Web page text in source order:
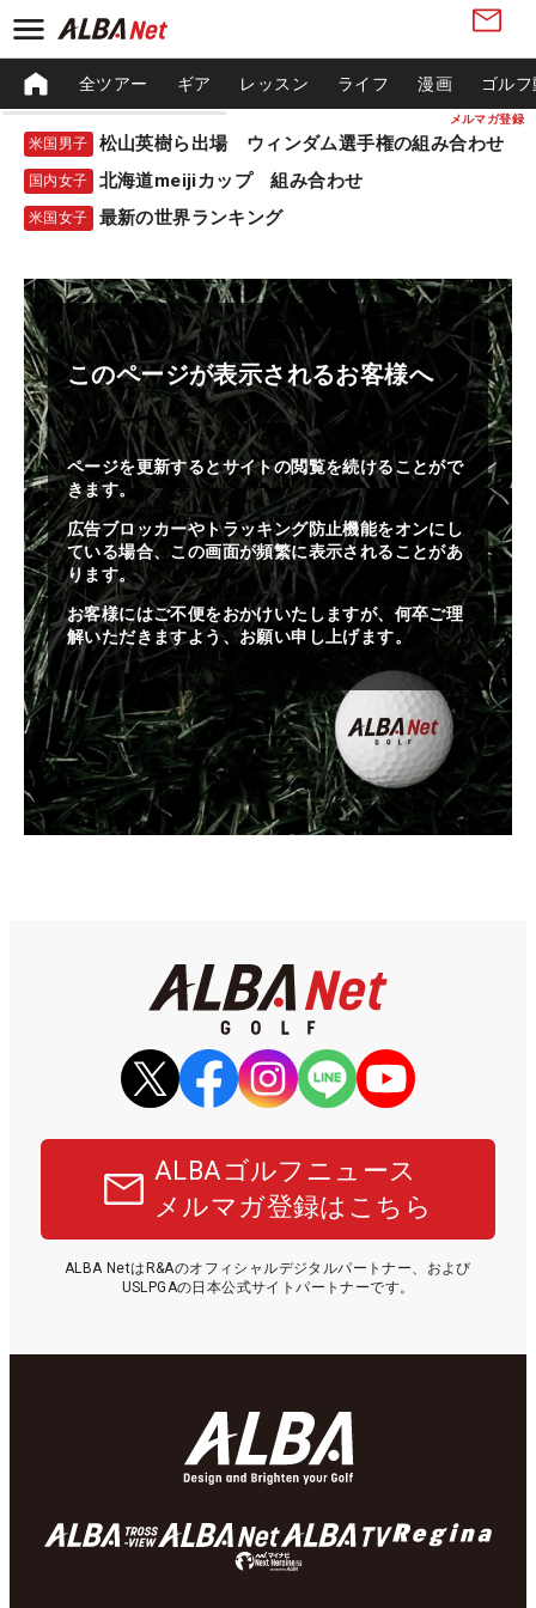
メルマガ登録
全ツアー ギア レッスン ライフ 漫画 ゴル
米国男子 松山英樹ら出場 ウィンダム選手権の組み合わせ
国内女子 北海道meijiカップ 組み合わせ
米国女子 最新の世界ランキング
このページが表示されるお客様へ
ページを更新するとサイトの閲覧を続けることがで
きます。
広告ブロッカーやトラッキング防止機能をオンにし
ている場合、この画面が頻繁に表示されることがあ
ります。
お客様にはご不便をおかけいたしますが、何卒ご理
解いただきますよう、お願い申し上げます。
ALBAゴルフニュース
メルマガ登録はこちら
ALBA NetはR&Aのオフィシャルデジタルパートナー、および
USLPGAの日本公式サイトパートナーです。